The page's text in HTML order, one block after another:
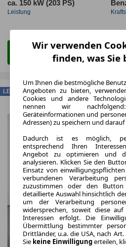
ca. 150 kW (203 PS)
Leistung
LEASING
Wir verwenden
finden, was Sie
Um Ihnen die bestmögliche
Angeboten zu bieten,
Cookies und andere
nennen wir
Geräteinformationen und
Adressen) zu speichern und
Dadurch ist es möglich,
entsprechend Ihren
Angebot zu optimieren und
analysieren. Klicken Sie den
Einsatz von
verbundenen Verarbeitung
zuzustimmen oder den
detaillierte Auswahl hinsichtlich
um der Verarbeitung
widersprechen, soweit diese
Interessen erfolgt. Die
Übermittlung bestimmter
Drittländer, u.a. die USA, nach Art.
Sie keine Einwilligungerteilen,